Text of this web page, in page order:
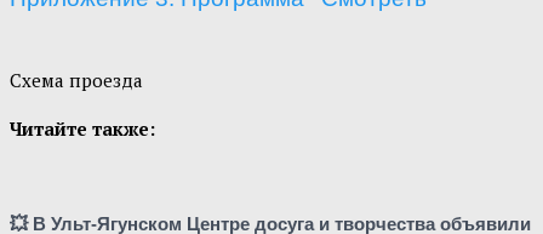
Схема проезда
Читайте также:
💥 В Ульт-Ягунском Центре досуга и творчества объявили